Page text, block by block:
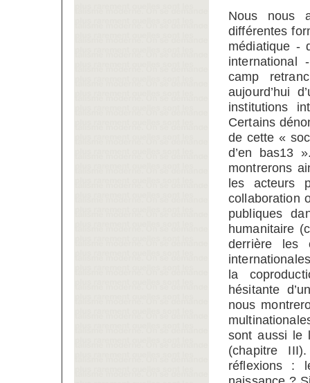
Nous nous
différentes
médiatique -
international
camp
aujourd’hui
institutions
Certains
de cette «
d’en bas13
montrerons
les acteurs
collaboration
publiques
humanitaire
derrière les
la
hésitante
nous
sont aussi le
(chapitre
réflexions :